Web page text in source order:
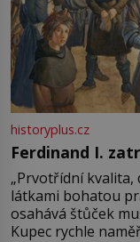
historyplus.cz
Ferdinand I.
„Prvotřídní kvalita,
látkami bohatou
osahává štůček
Kupec rychle